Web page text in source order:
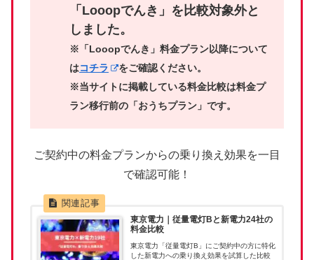
「Looopでんき」を比較対象外と
しました。
※「Looopでんき」料金プラン以降について
はコチラ
をご確認ください。
※当サイトに掲載している料金比較は料金プ
ラン移行前の「おうちプラン」です。
ご契約中の料金プランからの乗り換え効果を一目
で確認可能！
東京電力｜従量電灯Bと新電力24社の
料金比較
東京電力「従量電灯B」にご契約中の方に特化
した新電力への乗り換え効果を試算した比較